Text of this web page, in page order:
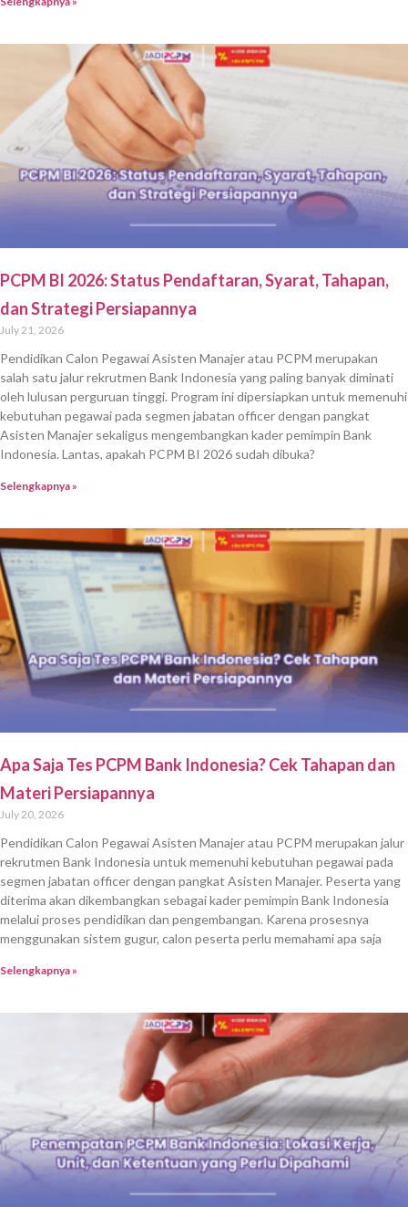
PCPM BI 2026: Status Pendaftaran, Syarat, Tahapan,
dan Strategi Persiapannya
July 21, 2026
Pendidikan Calon Pegawai Asisten Manajer atau PCPM merupakan
salah satu jalur rekrutmen Bank Indonesia yang paling banyak diminati
oleh lulusan perguruan tinggi. Program ini dipersiapkan untuk memenuhi
kebutuhan pegawai pada segmen jabatan officer dengan pangkat
Asisten Manajer sekaligus mengembangkan kader pemimpin Bank
Indonesia. Lantas, apakah PCPM BI 2026 sudah dibuka?
Selengkapnya »
Apa Saja Tes PCPM Bank Indonesia? Cek Tahapan dan
Materi Persiapannya
July 20, 2026
Pendidikan Calon Pegawai Asisten Manajer atau PCPM merupakan jalur
rekrutmen Bank Indonesia untuk memenuhi kebutuhan pegawai pada
segmen jabatan officer dengan pangkat Asisten Manajer. Peserta yang
diterima akan dikembangkan sebagai kader pemimpin Bank Indonesia
melalui proses pendidikan dan pengembangan. Karena prosesnya
menggunakan sistem gugur, calon peserta perlu memahami apa saja
Selengkapnya »